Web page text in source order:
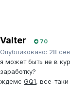
Valter 70
Опубликовано: 28
я может быть не в
заработку?
ждемс GQ1, все-